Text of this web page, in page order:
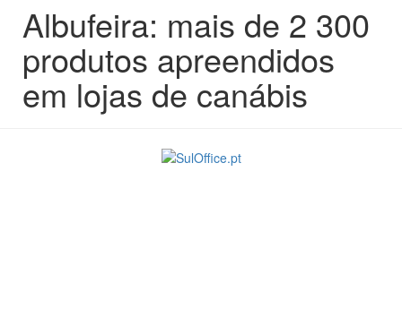
Albufeira: mais de 2 300
produtos apreendidos
em lojas de canábis